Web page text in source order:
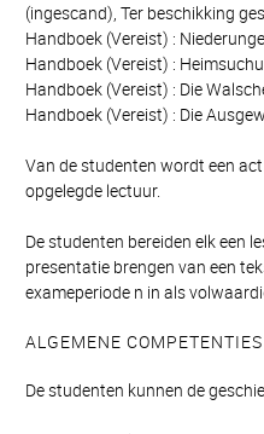
(ingescand), Ter beschikking
Handboek (Vereist) :
Handboek (Vereist) :
Handboek (Vereist) : Die
Handboek (Vereist) : Die
Van de studenten wordt een
opgelegde lectuur.
De studenten bereiden elk een
presentatie brengen van een
exameperiode n in als
ALGEMENE COMPETENTIES
De studenten kunnen de